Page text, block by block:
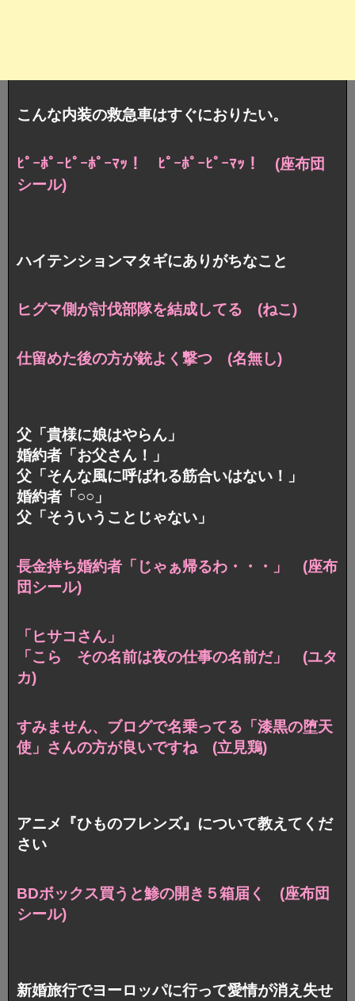
こんな内装の救急車はすぐにおりたい。
ﾋﾟｰﾎﾟｰﾋﾟｰﾎﾟｰﾏｯ！ ﾋﾟｰﾎﾟｰﾋﾟｰﾏｯ！ (座布団
シール)
ハイテンションマタギにありがちなこと
ヒグマ側が討伐部隊を結成してる (ねこ)
仕留めた後の方が銃よく撃つ (名無し)
父「貴様に娘はやらん」
婚約者「お父さん！」
父「そんな風に呼ばれる筋合いはない！」
婚約者「○○」
父「そういうことじゃない」
長金持ち婚約者「じゃぁ帰るわ・・・」 (座布
団シール)
「ヒサコさん」
「こら その名前は夜の仕事の名前だ」 (ユタ
カ)
すみません、ブログで名乗ってる 「漆黒の堕天
使」さんの方が良いですね (立見鶏)
アニメ『ひものフレンズ』について教えてくだ
さい
BDボックス買うと鯵の開き５箱届く (座布団
シール)
新婚旅行でヨーロッパに行って愛情が消え失せ